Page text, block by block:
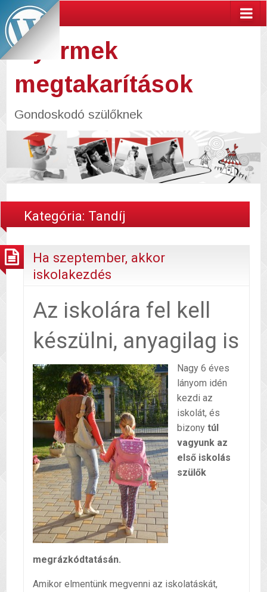
Gyermek
megtakarítások
Gondoskodó szülőknek
Kategória: Tandíj
Ha szeptember, akkor
iskolakezdés
Az iskolára fel kell
készülni, anyagilag is
Nagy 6 éves
lányom idén
kezdi az
iskolát, és
bizony túl
vagyunk az
első iskolás
szülők
megrázkódtatásán.
Amikor elmentünk megvenni az iskolatáskát,